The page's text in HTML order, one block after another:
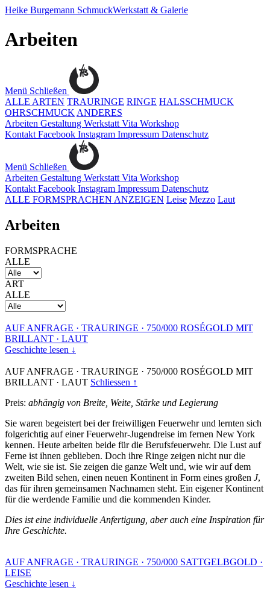
Heike Burgemann SchmuckWerkstatt & Galerie
Arbeiten
Menü Schließen
ALLE ARTEN TRAURINGE RINGE HALSSCHMUCK
OHRSCHMUCK ANDERES
Arbeiten Gestaltung Werkstatt Vita Workshop
Kontakt Facebook Instagram Impressum Datenschutz
Menü Schließen
Arbeiten Gestaltung Werkstatt Vita Workshop
Kontakt Facebook Instagram Impressum Datenschutz
ALLE FORMSPRACHEN ANZEIGEN Leise Mezzo Laut
Arbeiten
FORMSPRACHE
ALLE
ART
ALLE
AUF ANFRAGE · TRAURINGE · 750/000 ROSÉGOLD MIT
BRILLANT · LAUT
Geschichte lesen ↓
AUF ANFRAGE · TRAURINGE · 750/000 ROSÉGOLD MIT
BRILLANT · LAUT Schliessen ↑
Preis: abhängig von Breite, Weite, Stärke und Legierung
Sie waren begeistert bei der freiwilligen Feuerwehr und lernten sich
folgerichtig auf einer Feuerwehr-Jugendreise im fernen New York
kennen. Heute arbeiten beide für die Berufsfeuerwehr. Die Lust auf
Ferne ist ihnen geblieben. Doch ihre Ringe zeigen nicht nur die
Welt, wie sie ist. Sie zeigen die ganze Welt und, wie wir auf dem
zweiten Bild sehen, einen neuen Kontinent in Form eines großen J,
das für ihren gemeinsamen Nachnamen steht. Ein eigener Kontinent
für die werdende Familie und die kommenden Kinder.
Dies ist eine individuelle Anfertigung, aber auch eine Inspiration für
Ihre Geschichte.
AUF ANFRAGE · TRAURINGE · 750/000 SATTGELBGOLD ·
LEISE
Geschichte lesen ↓